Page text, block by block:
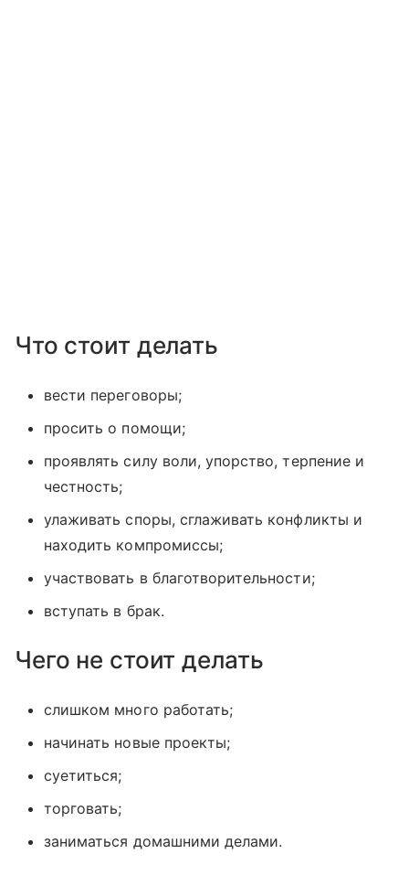
Что стоит делать
вести переговоры;
просить о помощи;
проявлять силу воли, упорство, терпение и
честность;
улаживать споры, сглаживать конфликты и
находить компромиссы;
участвовать в благотворительности;
вступать в брак.
Чего не стоит делать
слишком много работать;
начинать новые проекты;
суетиться;
торговать;
заниматься домашними делами.